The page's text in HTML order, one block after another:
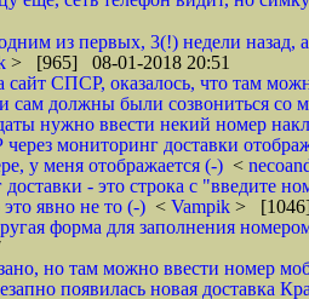
из первых, 3(!) недели назад,
> [965] 08-01-2018 20:51
сайт СПСР, оказалось, что там
сам должны были созвониться со
нужно ввести некий номер
мониторинг доставки
у меня отображается (-) <
- это строка с "введите
явно не то (-) < Vampik >
форма для заполнения
но там можно ввести номер
появилась новая доставка